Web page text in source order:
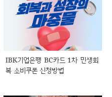
IBK기업은행 BC카드 1차 민생회
복 소비쿠폰 신청방법